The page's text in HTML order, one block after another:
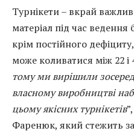
Турнікети – вкрай
матеріал під час
крім постійного
може коливатися між 22
тому ми вирішили
власному виробництві
цьому якісних турнікетів
Фаренюк, який стежить